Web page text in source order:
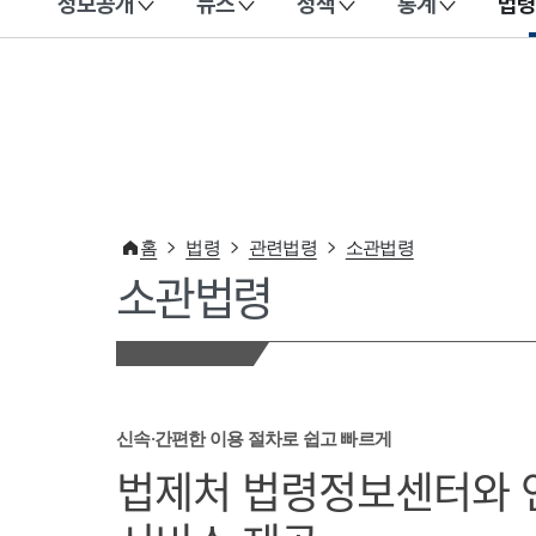
이 누리집은 대한민국 공식 전자정부 누리집입니다.
홈 법령 관련법령 소관법령
소관법령
신속·간편한 이용 절차로 쉽고 빠르게
법제처 법령정보센터와